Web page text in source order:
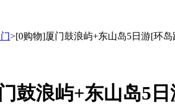
>[0购物]厦门鼓浪屿+东山岛5日游[环
鼓浪屿+东山岛5